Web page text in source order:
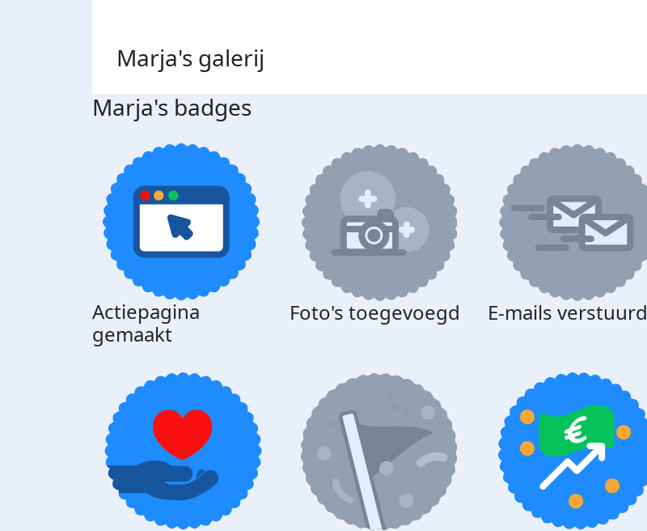
Marja's galerij
Marja's badges
Actiepagina
gemaakt
Foto's toegevoegd E-mails verstuurd